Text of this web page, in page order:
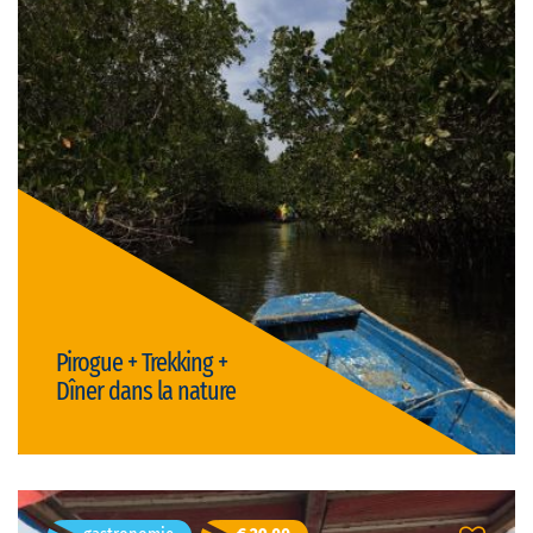
Pirogue + Trekking +
Dîner dans la nature
Palmarin, Senegal
Durată: 10h
Limba vizitei:
franceză
Tipul vizitei:
privat
Preț: € 25,00/persoană
(există discount-uri pentru grupuri)
activ & natura